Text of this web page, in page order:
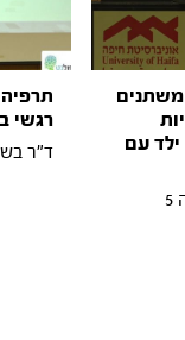
משתנים
ילד עם
רגשי
ד"ר